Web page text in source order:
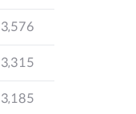
3,576
3,315
3,185